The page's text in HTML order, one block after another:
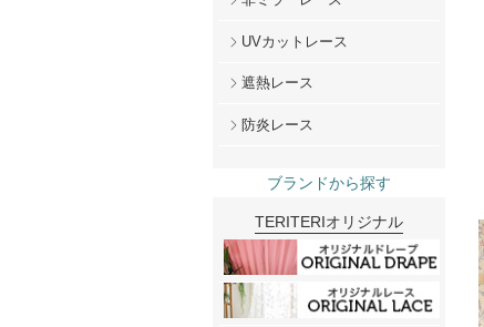
UVカットレース
遮熱レース
防炎レース
ブランドから探す
TERITERIオリジナル